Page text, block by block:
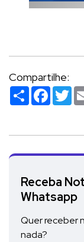
Compartilhe:
Receba
Whatsapp
Quer receber
nada?